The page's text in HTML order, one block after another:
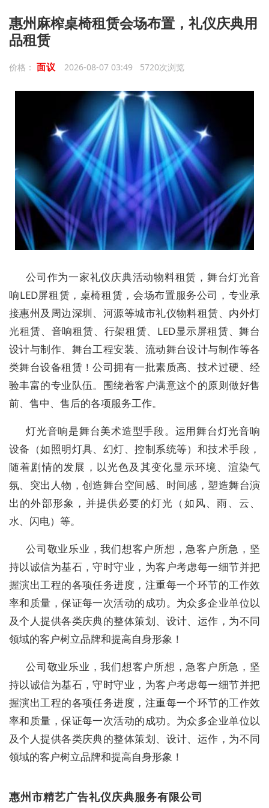
惠州麻榨桌椅租赁会场布置，礼仪庆典用
品租赁
价格： 面议 2026-08-07 03:49 5720次浏览
公司作为一家礼仪庆典活动物料租赁，舞台灯光音
响LED屏租赁，桌椅租赁，会场布置服务公司，专业承
接惠州及周边深圳、河源等城市礼仪物料租赁、内外灯
光租赁、音响租赁、行架租赁、LED显示屏租赁、舞台
设计与制作、舞台工程安装、流动舞台设计与制作等各
类舞台设备租赁！公司拥有一批素质高、技术过硬、经
验丰富的专业队伍。围绕着客户满意这个的原则做好售
前、售中、售后的各项服务工作。
灯光音响是舞台美术造型手段。运用舞台灯光音响
设备（如照明灯具、幻灯、控制系统等）和技术手段，
随着剧情的发展，以光色及其变化显示环境、渲染气
氛、突出人物，创造舞台空间感、时间感，塑造舞台演
出的外部形象，并提供必要的灯光（如风、雨、云、
水、闪电）等。
公司敬业乐业，我们想客户所想，急客户所急，坚
持以诚信为基石，守时守业，为客户考虑每一细节并把
握演出工程的各项任务进度，注重每一个环节的工作效
率和质量，保证每一次活动的成功。为众多企业单位以
及个人提供各类庆典的整体策划、设计、运作，为不同
领域的客户树立品牌和提高自身形象！
公司敬业乐业，我们想客户所想，急客户所急，坚
持以诚信为基石，守时守业，为客户考虑每一细节并把
握演出工程的各项任务进度，注重每一个环节的工作效
率和质量，保证每一次活动的成功。为众多企业单位以
及个人提供各类庆典的整体策划、设计、运作，为不同
领域的客户树立品牌和提高自身形象！
惠州市精艺广告礼仪庆典服务有限公司